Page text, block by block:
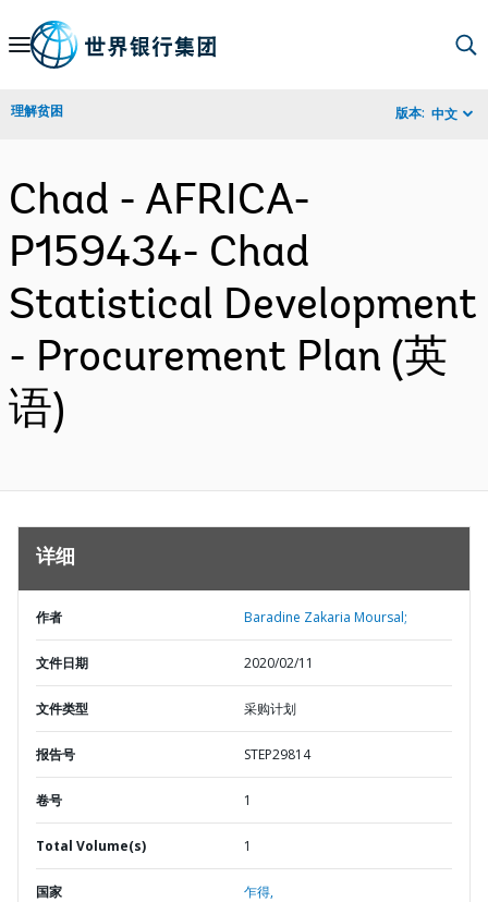
Skip
Navigation
理解贫困 版本: 中文
Chad - AFRICA-
P159434- Chad
Statistical Development
- Procurement Plan (英
语)
详细
作者 Baradine Zakaria Moursal;
文件日期 2020/02/11
文件类型 采购计划
报告号 STEP29814
卷号 1
Total Volume(s) 1
国家 乍得,